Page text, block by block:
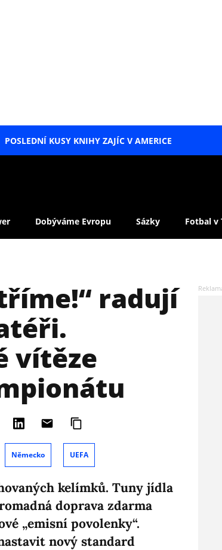
POSLEDNÍ KUSY KNIHY ZAJÍC V AMERICE
Dobýváme Evropu Sázky Fotbal v
radují
vítěze
Německo UEFA
kelímků. Tuny jídla
doprava zdarma
„emisní povolenky“.
nový standard